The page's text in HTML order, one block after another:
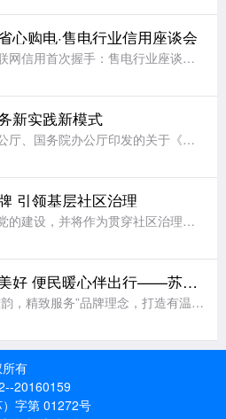
心购电·售电行业信用座谈会
传统电力与互联网信用首次握手：售电行业座谈会在杭召开，共探信用破题路径一场“互联网+电力”的跨界对话，正在让企业用电从“盲选”走向“省心选”。“十五五”规划明确提出建设能源强国，全国统一电力市场正朝着
新实践新模式
在中共中央办公厅、国务院办公厅印发的关于《加强社区工作者队伍建设的意见》中有明确意见，对社区工作者服务队伍建设提出了更高要求，社区工作者在日常工作当中，服务是首位，在切实把社区居民群众大小事情办好的同
引领基层社区治理
加强基层社区党的建设，并将作为贯穿社区治理的一条主线，让基层党组织建设成为引领基层社区治理的坚强堡垒。近年来，射阳县合德镇兴庆社区把基层社区治理工作和完善治理服务体制机制、服务设施、服务能力和水平建设
春遇夏圩赴美好 便民暖心伴出行——苏州地铁8号线夏圩站公益便民活动圆满举办
为践行“江南雅韵，精致服务”品牌理念，打造有温度的地铁公共空间，4月8日，苏州地铁8号线夏圩站联合姑苏区乐助社工事务所，成功举办“春遇夏圩·赴美好”公益便民主题活动。活动以春日便民、非遗手作、趣味互动
有
20160159
字第 01272号